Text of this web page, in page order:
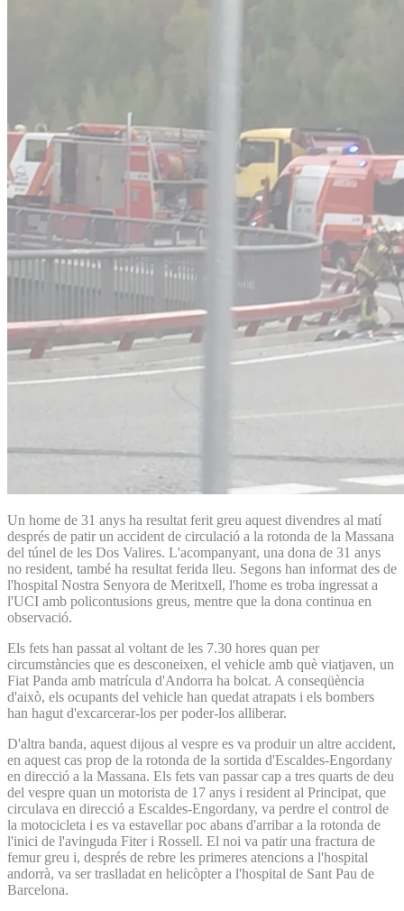
Un home de 31 anys ha resultat ferit greu aquest divendres al matí
després de patir un accident de circulació a la rotonda de la Massana
del túnel de les Dos Valires. L'acompanyant, una dona de 31 anys
no resident, també ha resultat ferida lleu. Segons han informat des de
l'hospital Nostra Senyora de Meritxell, l'home es troba ingressat a
l'UCI amb policontusions greus, mentre que la dona continua en
observació.
Els fets han passat al voltant de les 7.30 hores quan per
circumstàncies que es desconeixen, el vehicle amb què viatjaven, un
Fiat Panda amb matrícula d'Andorra ha bolcat. A conseqüència
d'això, els ocupants del vehicle han quedat atrapats i els bombers
han hagut d'excarcerar-los per poder-los alliberar.
D'altra banda, aquest dijous al vespre es va produir un altre accident,
en aquest cas prop de la rotonda de la sortida d'Escaldes-Engordany
en direcció a la Massana. Els fets van passar cap a tres quarts de deu
del vespre quan un motorista de 17 anys i resident al Principat, que
circulava en direcció a Escaldes-Engordany, va perdre el control de
la motocicleta i es va estavellar poc abans d'arribar a la rotonda de
l'inici de l'avinguda Fiter i Rossell. El noi va patir una fractura de
femur greu i, després de rebre les primeres atencions a l'hospital
andorrà, va ser traslladat en helicòpter a l'hospital de Sant Pau de
Barcelona.